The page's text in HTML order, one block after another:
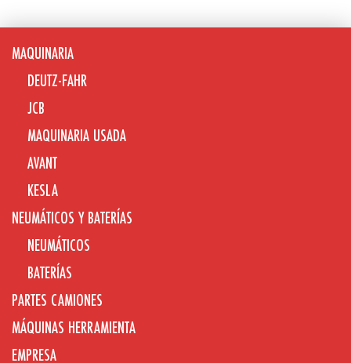
MAQUINARIA
DEUTZ-FAHR
JCB
MAQUINARIA USADA
AVANT
KESLA
NEUMÁTICOS Y BATERÍAS
NEUMÁTICOS
BATERÍAS
PARTES CAMIONES
MÁQUINAS HERRAMIENTA
EMPRESA